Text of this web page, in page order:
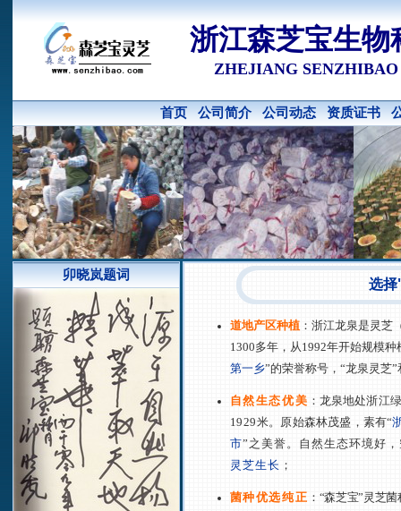
浙江森芝宝生物
ZHEJIANG SENZHIBAO
首页 公司简介 公司动态 资质证书
卯晓岚题词
选择
道地产区种植：浙江龙泉是灵芝
1300多年，从1992年开始规模
第一乡”的荣誉称号， “龙泉灵芝”
自然生态优美 ：龙泉地处浙江
1929米。原始森林茂盛，素有“
市” 之美誉。自然生态环境好
灵芝生长 ；
菌种优选纯正 ： “森芝宝”灵芝菌